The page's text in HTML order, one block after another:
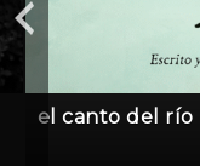
el canto del río